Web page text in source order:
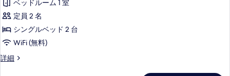
き
シ
ー
ビ
ュ
付
き
シ
ビ
ュ
ー
ビ
ュ
ー
(Balcony)
台
シ
ー
ビ
ュ
リ
ア
ル
ー
ム
ベッドルーム 1 室
定員 2 名
シングルベッド 2 台
WiFi (無料)
詳細
ス